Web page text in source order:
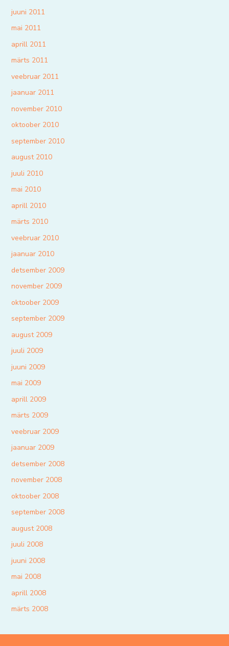
juuni 2011
mai 2011
aprill 2011
märts 2011
veebruar 2011
jaanuar 2011
november 2010
oktoober 2010
september 2010
august 2010
juuli 2010
mai 2010
aprill 2010
märts 2010
veebruar 2010
jaanuar 2010
detsember 2009
november 2009
oktoober 2009
september 2009
august 2009
juuli 2009
juuni 2009
mai 2009
aprill 2009
märts 2009
veebruar 2009
jaanuar 2009
detsember 2008
november 2008
oktoober 2008
september 2008
august 2008
juuli 2008
juuni 2008
mai 2008
aprill 2008
märts 2008